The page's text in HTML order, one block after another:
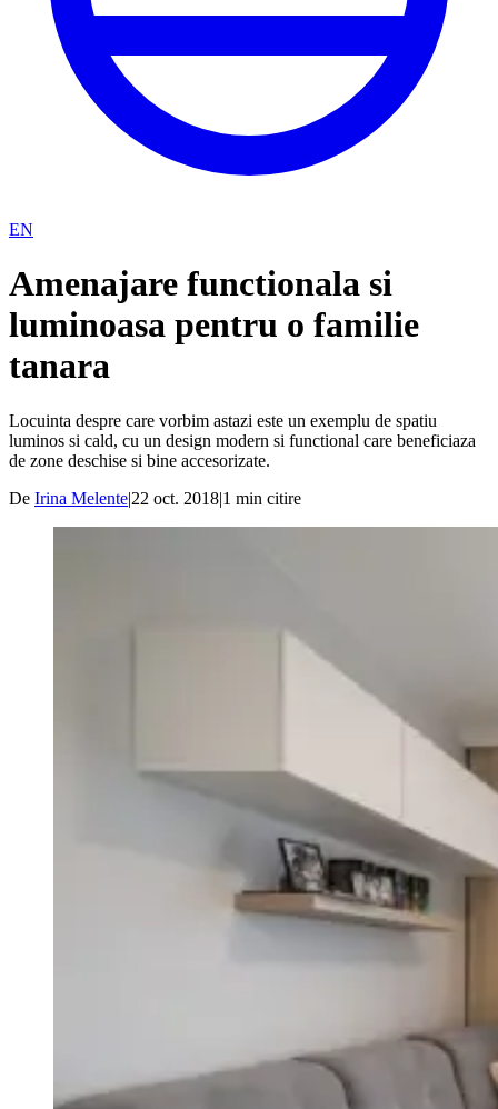
EN
Amenajare functionala si
luminoasa pentru o familie
tanara
Locuinta despre care vorbim astazi este un exemplu de spatiu
luminos si cald, cu un design modern si functional care beneficiaza
de zone deschise si bine accesorizate.
De Irina Melente|22 oct. 2018|1 min citire